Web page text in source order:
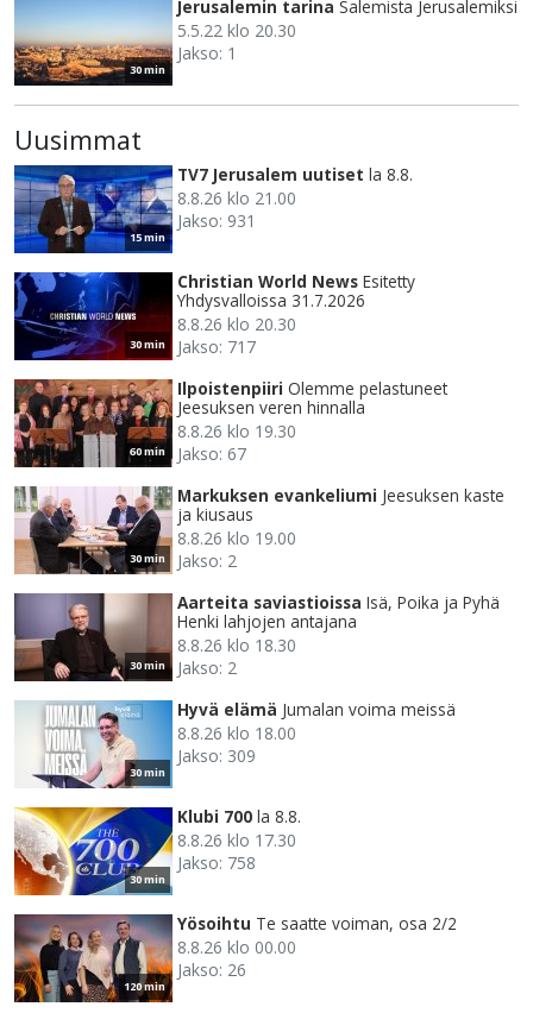
30 min
Jerusalemin tarina Salemista Jerusalemiksi
5.5.22 klo 20.30
Jakso: 1
Uusimmat
15 min
TV7 Jerusalem uutiset la 8.8.
8.8.26 klo 21.00
Jakso: 931
30 min
Christian World News Esitetty
Yhdysvalloissa 31.7.2026
8.8.26 klo 20.30
Jakso: 717
60 min
Ilpoistenpiiri Olemme pelastuneet
Jeesuksen veren hinnalla
8.8.26 klo 19.30
Jakso: 67
30 min
Markuksen evankeliumi Jeesuksen kaste
ja kiusaus
8.8.26 klo 19.00
Jakso: 2
30 min
Aarteita saviastioissa Isä, Poika ja Pyhä
Henki lahjojen antajana
8.8.26 klo 18.30
Jakso: 2
30 min
Hyvä elämä Jumalan voima meissä
8.8.26 klo 18.00
Jakso: 309
30 min
Klubi 700 la 8.8.
8.8.26 klo 17.30
Jakso: 758
120 min
Yösoihtu Te saatte voiman, osa 2/2
8.8.26 klo 00.00
Jakso: 26